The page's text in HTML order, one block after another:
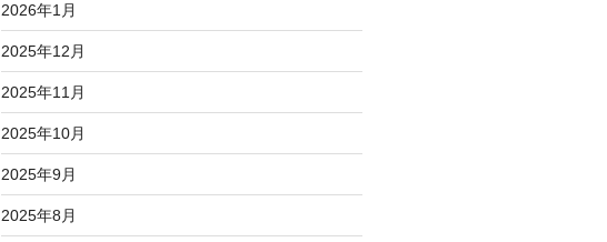
2026年1月
2025年12月
2025年11月
2025年10月
2025年9月
2025年8月